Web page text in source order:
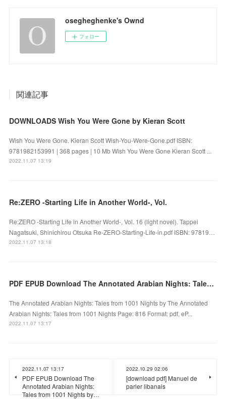
osegheghenke's Ownd
フォロー
関連記事
DOWNLOADS Wish You Were Gone by Kieran Scott
Wish You Were Gone. Kieran Scott Wish-You-Were-Gone.pdf ISBN:
9781982153991 | 368 pages | 10 Mb Wish You Were Gone Kieran Scott ...
2022.11.07 13:19
Re:ZERO -Starting Life in Another World-, Vol.
Re:ZERO -Starting Life in Another World-, Vol. 16 (light novel). Tappei
Nagatsuki, Shinichirou Otsuka Re-ZERO-Starting-Life-in.pdf ISBN: 97819…
2022.11.07 13:18
PDF EPUB Download The Annotated Arabian Nights: Tales from 1001 Nights by Full Book
The Annotated Arabian Nights: Tales from 1001 Nights by The Annotated
Arabian Nights: Tales from 1001 Nights Page: 816 Format: pdf, eP...
2022.11.07 13:17
2022.11.07 13:17
PDF EPUB Download The
Annotated Arabian Nights:
Tales from 1001 Nights by…
2022.10.29 02:06
[download pdf] Manuel de
parler libanais